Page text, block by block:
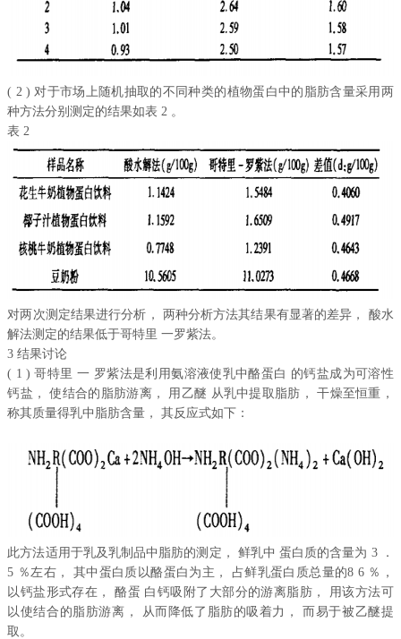
( 2 ) 对于市场上随机抽取的不同种类的植物蛋白中的脂肪含量采用两
种方法分别测定的结果如表 2 。
表 2
对两次测定结果进行分析， 两种分析方法其结果有显著的差异， 酸水
解法测定的结果低于哥特里 一罗紫法。
3 结果讨论
( 1 ) 哥特里 一 罗紫法是利用氨溶液使乳中酪蛋白 的钙盐成为可溶性
钙盐， 使结合的脂肪游离， 用乙醚 从乳中提取脂肪， 干燥至恒重，
称其质量得乳中脂肪含量， 其反应式如下：
此方法适用于乳及乳制品中脂肪的测定， 鲜乳中 蛋白质的含量为 3 ．
5 ％左右， 其中蛋白质以酪蛋白为主， 占鲜乳蛋白质总量的8 6 ％，
以钙盐形式存在， 酪蛋 白钙吸附了大部分的游离脂肪， 用该方法可
以使结合的脂肪游离， 从而降低了脂肪的吸着力， 而易于被乙醚提
取。